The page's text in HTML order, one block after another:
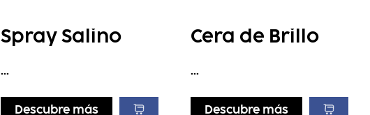
Spray Salino
...
Descubre más
Cera de Brillo
...
Descubre más